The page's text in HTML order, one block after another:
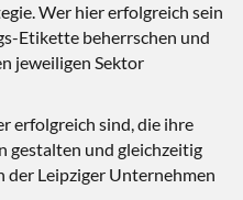
Wer hier erfolgreich sein
Etikette beherrschen und
jeweiligen Sektor
erfolgreich sind, die ihre
gestalten und gleichzeitig
der Leipziger Unternehmen